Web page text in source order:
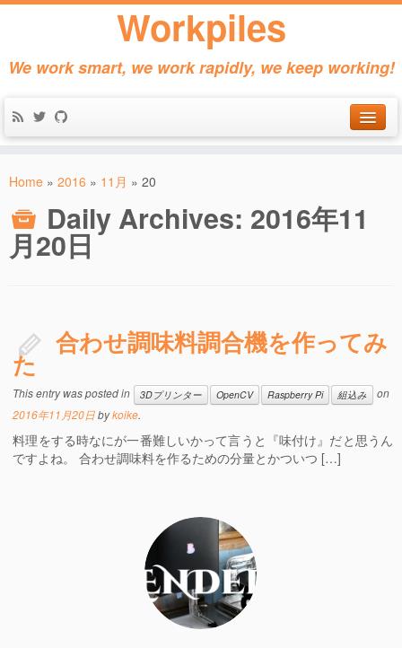
Workpiles
We work smart, we work rapidly, we keep working!
About
Home » 2016 » 11月 » 20
Daily Archives: 2016年11
月20日
合わせ調味料調合機を作ってみ
た
This entry was posted in 3Dプリンター OpenCV Raspberry Pi 組込み
on
2016年11月20日bykoike.
料理をする時なにが一番難しいかって言うと『味付け』だと思うん
ですよね。 合わせ調味料を作るための分量とかついつ […]